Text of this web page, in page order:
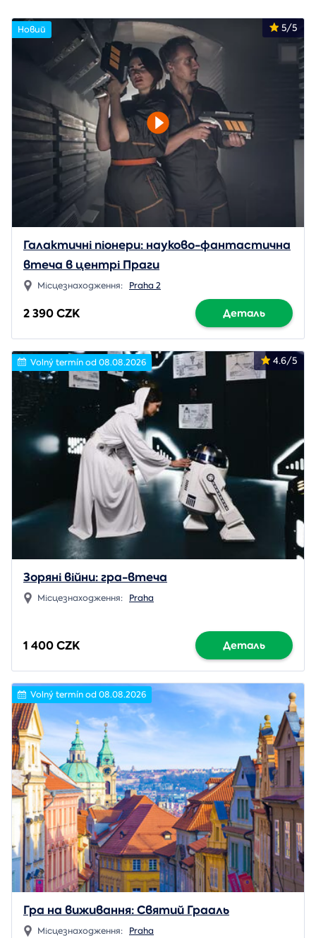
5/5
Новий
Галактичні піонери: науково-фантастична
втеча в центрі Праги
Місцезнаходження: Praha 2
2 390 CZK Деталь
4.6/5
Volný termín od 08.08.2026
Зоряні війни: гра-втеча
Місцезнаходження: Praha
1 400 CZK Деталь
Volný termín od 08.08.2026
Гра на виживання: Святий Грааль
Місцезнаходження: Praha